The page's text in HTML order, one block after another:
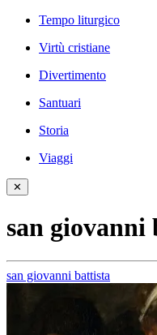
Tempo liturgico
Virtù cristiane
Divertimento
Santuari
Storia
Viaggi
✕
san giovanni
san giovanni battista